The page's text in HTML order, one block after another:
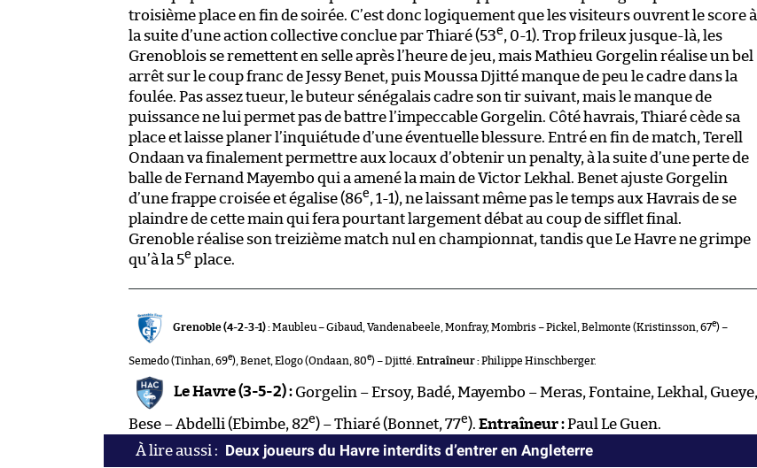
troisième place en fin de soirée. C’est donc logiquement que les visiteurs ouvrent le score à
la suite d’une action collective conclue par Thiaré (53e, 0-1). Trop frileux jusque-là, les
Grenoblois se remettent en selle après l’heure de jeu, mais Mathieu Gorgelin réalise un bel
arrêt sur le coup franc de Jessy Benet, puis Moussa Djitté manque de peu le cadre dans la
foulée. Pas assez tueur, le buteur sénégalais cadre son tir suivant, mais le manque de
puissance ne lui permet pas de battre l’impeccable Gorgelin. Côté havrais, Thiaré cède sa
place et laisse planer l’inquiétude d’une éventuelle blessure. Entré en fin de match, Terell
Ondaan va finalement permettre aux locaux d’obtenir un penalty, à la suite d’une perte de
balle de Fernand Mayembo qui a amené la main de Victor Lekhal. Benet ajuste Gorgelin
d’une frappe croisée et égalise (86e, 1-1), ne laissant même pas le temps aux Havrais de se
plaindre de cette main qui fera pourtant largement débat au coup de sifflet final.
Grenoble réalise son treizième match nul en championnat, tandis que Le Havre ne grimpe
qu’à la 5e place.
Grenoble (4-2-3-1) :Maubleu – Gibaud, Vandenabeele, Monfray, Mombris – Pickel, Belmonte (Kristinsson, 67e) –
Semedo (Tinhan, 69e), Benet, Elogo (Ondaan, 80e) – Djitté. Entraîneur :Philippe Hinschberger.
Le Havre (3-5-2) : Gorgelin – Ersoy, Badé, Mayembo – Meras, Fontaine, Lekhal, Gueye,
Bese – Abdelli (Ebimbe, 82e) – Thiaré (Bonnet, 77e). Entraîneur :Paul Le Guen.
Deux joueurs du Havre interdits d’entrer en Angleterre